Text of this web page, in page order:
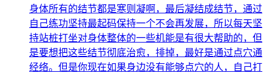
身体所有的结节都是寒则凝啊，最后凝结成结节，通过
自己练功坚持最起码保持一个不会再发展，所以每天坚
持站桩打坐对身体整体的一些机能是有很大帮助的，但
是要想把这些结节彻底治愈，排掉，最好是通过点穴通
经络。但是你现在如果身边没有能够点穴的人，自己打